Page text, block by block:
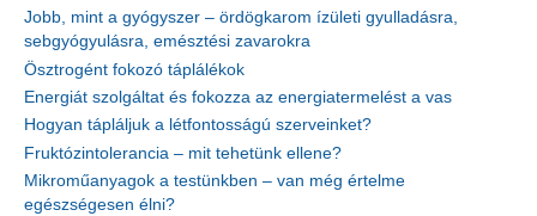
Jobb, mint a gyógyszer – ördögkarom ízületi gyulladásra,
sebgyógyulásra, emésztési zavarokra
Ösztrogént fokozó táplálékok
Energiát szolgáltat és fokozza az energiatermelést a vas
Hogyan tápláljuk a létfontosságú szerveinket?
Fruktózintolerancia – mit tehetünk ellene?
Mikroműanyagok a testünkben – van még értelme
egészségesen élni?